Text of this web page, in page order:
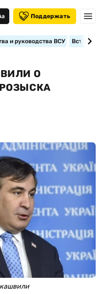
Поддержать
и руководства ВСУ
О